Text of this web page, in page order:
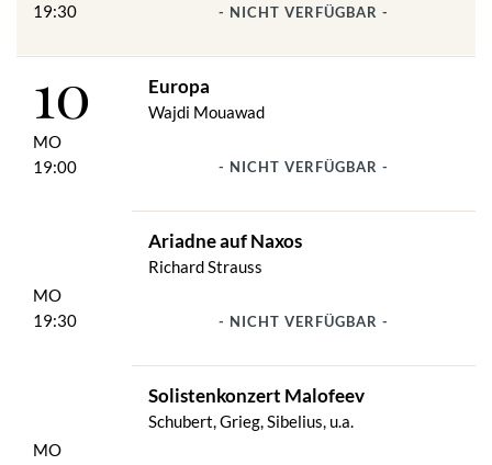
19:30
- NICHT VERFÜGBAR -
10
MO
19:00
Europa
Wajdi Mouawad
- NICHT VERFÜGBAR -
MO
19:30
Ariadne auf Naxos
Richard Strauss
- NICHT VERFÜGBAR -
MO
Solistenkonzert Malofeev
Schubert, Grieg, Sibelius, u.a.